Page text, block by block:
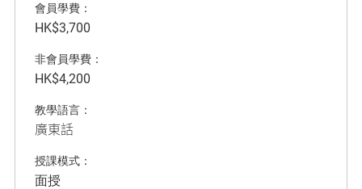
會員學費：
HK$3,700
非會員學費：
HK$4,200
教學語言：
廣東話
授課模式：
面授